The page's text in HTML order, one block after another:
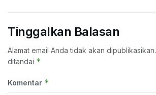
Tinggalkan Balasan
Alamat email Anda tidak akan dipublikasikan.
ditandai *
Komentar *